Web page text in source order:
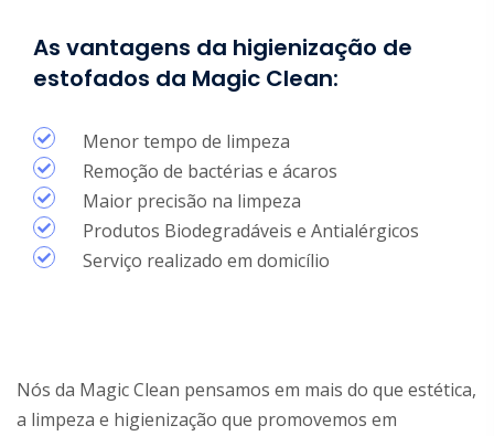
As vantagens da higienização de
estofados da Magic Clean:
Menor tempo de limpeza
Remoção de bactérias e ácaros
Maior precisão na limpeza
Produtos Biodegradáveis e Antialérgicos
Serviço realizado em domicílio
Nós da Magic Clean pensamos em mais do que estética,
a limpeza e higienização que promovemos em